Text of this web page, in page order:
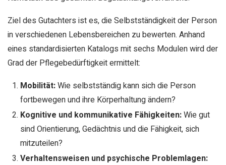
Ziel des Gutachters ist es, die Selbstständigkeit der Person
in verschiedenen Lebensbereichen zu bewerten. Anhand
eines standardisierten Katalogs mit sechs Modulen wird der
Grad der Pflegebedürftigkeit ermittelt:
Mobilität:Wie selbstständig kann sich die Person
fortbewegen und ihre Körperhaltung ändern?
Kognitive und kommunikative Fähigkeiten:Wie gut
sind Orientierung, Gedächtnis und die Fähigkeit, sich
mitzuteilen?
Verhaltensweisen und psychische Problemlagen: